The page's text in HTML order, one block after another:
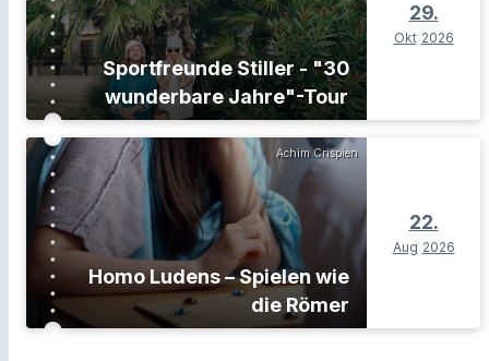
Sportfreunde Stiller - "30
wunderbare Jahre"-Tour
29.
Okt 2026
Achim Crispien
Homo Ludens – Spielen wie
die Römer
22.
Aug 2026